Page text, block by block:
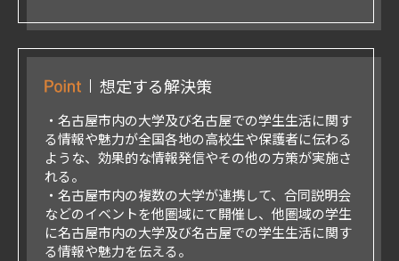
想定する解決策
・名古屋市内の大学及び名古屋での学生生活に関す
る情報や魅力が全国各地の高校生や保護者に伝わる
ような、効果的な情報発信やその他の方策が実施さ
れる。
・名古屋市内の複数の大学が連携して、合同説明会
などのイベントを他圏域にて開催し、他圏域の学生
に名古屋市内の大学及び名古屋での学生生活に関す
る情報や魅力を伝える。